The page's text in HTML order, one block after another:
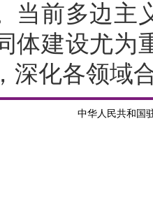
当前多边主
体建设尤为
深化各领域
中华人民共和国